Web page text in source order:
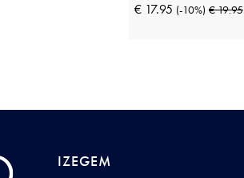
€ 17.95 (-10%) € 19.95
IZEGEM